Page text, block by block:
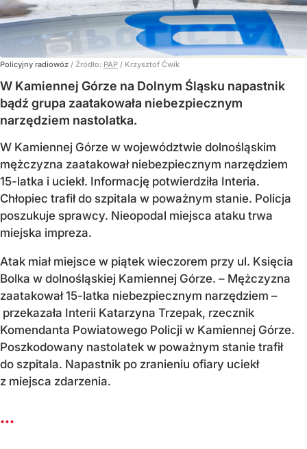
Policyjny radiowóz / Źródło: PAP / Krzysztof Ćwik
W Kamiennej Górze na Dolnym Śląsku napastnik
bądź grupa zaatakowała niebezpiecznym
narzędziem nastolatka.
W Kamiennej Górze w województwie dolnośląskim
mężczyzna zaatakował niebezpiecznym narzędziem
15-latka i uciekł. Informację potwierdziła Interia.
Chłopiec trafił do szpitala w poważnym stanie. Policja
poszukuje sprawcy. Nieopodal miejsca ataku trwa
miejska impreza.
Atak miał miejsce w piątek wieczorem przy ul. Księcia
Bolka w dolnośląskiej Kamiennej Górze. – Mężczyzna
zaatakował 15-latka niebezpiecznym narzędziem –
przekazała Interii Katarzyna Trzepak, rzecznik
Komendanta Powiatowego Policji w Kamiennej Górze.
Poszkodowany nastolatek w poważnym stanie trafił
do szpitala. Napastnik po zranieniu ofiary uciekł
z miejsca zdarzenia.
...